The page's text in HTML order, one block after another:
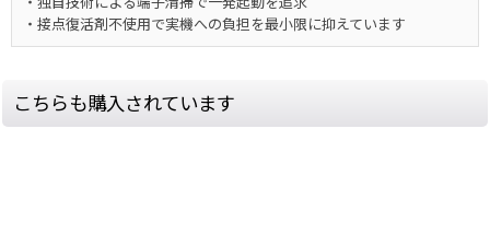
・接点復活剤不使用で実機への負担を最小限に抑えています
こちらも購入されています